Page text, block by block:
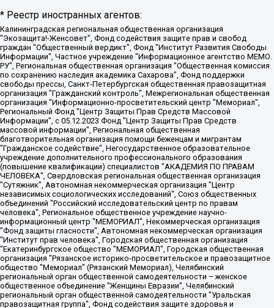
* Реестр иностранных агентов:
Калининградская региональная общественная организация "Экозащита!-Женсовет", Фонд содействия защите прав и свобод граждан "Общественный вердикт", Фонд "Институт Развития Свободы Информации", Частное учреждение "Информационное агентство МЕМО. РУ", Региональная общественная организация "Общественная комиссия по сохранению наследия академика Сахарова", Фонд поддержки свободы прессы, Санкт-Петербургская общественная правозащитная организация "Гражданский контроль", Межрегиональная общественная организация "Информационно-просветительский центр "Мемориал", Региональный Фонд "Центр Защиты Прав Средств Массовой Информации", с 05.12.2023 Фонд "Центр Защиты Прав Средств массовой информации", Региональная общественная благотворительная организация помощи беженцам и мигрантам "Гражданское содействие", Негосударственное образовательное учреждение дополнительного профессионального образования (повышение квалификации) специалистов "АКАДЕМИЯ ПО ПРАВАМ ЧЕЛОВЕКА", Свердловская региональная общественная организация "Сутяжник", Автономная некоммерческая организация "Центр независимых социологических исследований", Союз общественных объединений "Российский исследовательский центр по правам человека", Региональное общественное учреждение научно-информационный центр "МЕМОРИАЛ", Некоммерческая организация "Фонд защиты гласности", Автономная некоммерческая организация "Институт прав человека", Городская общественная организация "Екатеринбургское общество "МЕМОРИАЛ", Городская общественная организация "Рязанское историко-просветительское и правозащитное общество "Мемориал" (Рязанский Мемориал), Челябинский региональный орган общественной самодеятельности – женское общественное объединение "Женщины Евразии", Челябинский региональный орган общественной самодеятельности "Уральская правозащитная группа", Фонд содействия защите здоровья и социальной справедливости имени Андрея Рылькова, Автономная Некоммерческая Организация "Аналитический Центр Юрия Левады", Автономная некоммерческая организация социальной поддержки населения "Проект Апрель", Региональная общественная организация помощи женщинам и детям, находящимся в кризисной ситуации "Информационно-методический центр "Анна", Фонд содействия развитию массовых коммуникаций и правовому просвещению "Так-так-Так", Фонд содействия устойчивому развитию "Серебряная тайга", Свердловский региональный общественный фонд социальных проектов "Новое время", "Idel.Реалии", Кавказ.Реалии, Крым.Реалии, Телеканал Настоящее Время, Татаро-башкирская служба Радио Свобода (Azatliq Radiosi), Радио Свободная Европа/Радио Свобода (PCE/PC), "Сибирь.Реалии", "Фактограф", Благотворительный фонд помощи осужденным и их семьям, Автономная некоммерческая организация "Институт глобализации и социальных движений", Фонд "В защиту прав заключенных", Частное учреждение "Центр поддержки и содействия развитию средств массовой информации", Пензенский региональный общественный благотворительный фонд "Гражданский союз", "Север.Реалии", Некоммерческая организация Фонд "Правовая инициатива", Общество с ограниченной ответственностью "Радио Свободная Европа/Радио Свобода", Чешское информационное агентство "MEDIUM-ORIENT", Красноярская региональная общественная организация "Мы против СПИДа", Камалягин Денис Николаевич, Маркелов Сергей Евгеньевич, Пономарев Лев Александрович, Савицкая Людмила Алексеевна, Автономная некоммерческая организация "Центр по работе с проблемой насилия "НАСИЛИЮ.НЕТ", Межрегиональный профессиональный союз работников здравоохранения "Альянс врачей", Юридическое лицо, зарегистрированное в Латвийской Республике, SIA "Medusa Project" (регистрационный номер 40103797863, дата регистрации 10.06.2014), Некоммерческая организация "Фонд по борьбе с коррупцией", Автономная некоммерческая организация "Институт права и публичной политики", Баданин Роман Сергеевич, Гликин Максим Александрович, Железнова Мария Михайловна, Лукьянова Юлия Сергеевна, Маетная Елизавета Витальевна, Маняхин Петр Борисович, Чуракова Ольга Владимировна, Ярош Юлия Петровна, Юридическое лицо "The Insider SIA", зарегистрированное в Риге, Латвийская Республика (дата регистрации 26.06.2015), являющееся администратором доменного имени интернет-издания "The Insider SIA", https://theins.ru, Постернак Алексей Евгеньевич, Рубин Михаил Аркадьевич, Анин Роман Александрович, Юридическое лицо Istories fonds, зарегистрированное в Латвийской Республике (регистрационный номер 50008295751, дата регистрации 24.02.2020), Великовский Дмитрий Александрович, Долинина Ирина Николаевна, Мароховская Алеся Алексеевна, Шлейнов Роман Юрьевич, Шмагун Олеся Валентиновна, Общество с ограниченной ответственностью "Альтаир 2021", Общество с ограниченной ответственностью "Вега 2021", Общество с ограниченной ответственностью "Главный редактор 2021", Общество с ограниченной ответственностью "Ромашки монолит", Важенков Артем Валерьевич, Ивановская областная общественная организация "Центр гендерных исследований", Гурман Юрий Альбертович, Медиапроект "ОВД-Инфо", Егоров Владимир Владимирович, Жилинский Владимир Александрович, Общество с ограниченной ответственностью "ЗП", Иванова София Юрьевна, Карезина Инна Павловна, Кильтау Екатерина Викторовна, Петров Алексей Викторович, Пискунов Сергей Евгеньевич, Смирнов Сергей Сергеевич, Тихонов Михаил Сергеевич, Общество с ограниченной ответственностью "ЖУРНАЛИСТ-ИНОСТРАННЫЙ АГЕНТ", Арапова Галина Юрьевна, Вольтская Татьяна Анатольевна, Американская компания "Mason G.E.S. Anonymous Foundation" (США), являющаяся владельцем интернет-издания https://mnews.world/, Компания "Stichting Bellingcat", зарегистрированная в Нидерландах (дата регистрации 11.07.2018), Захаров Андрей Вячеславович, Клепиковская Екатерина Дмитриевна, Общество с ограниченной ответственностью "МЕМО", Перл Роман Александрович, Симонов Евгений Алексеевич, Соловьева Елена Анатольевна, Сотников Даниил Владимирович, Сурначева Елизавета Дмитриевна, Автономная некоммерческая организация по защите прав человека и информированию населения "Якутия – Наше Мнение", Общество с ограниченной ответственностью "Москоу диджитал медиа", с 26.01.2023 Общество с ограниченной ответственностью "Чайка Белые сады", Ветошкина Валерия Валерьевна, Заговора Максим Александрович, Межрегиональное общественное движение "Российская ЛГБТ - сеть", Оленичев Максим Владимирович, Павлов Иван Юрьевич, Скворцова Елена Сергеевна, Общество с ограниченной ответственностью "Как бы инагент", Кочетков Игорь Викторович, Общество с ограниченной ответственностью "Честные выборы", Еланчик Олег Александрович, Общество с ограниченной ответственностью "Нобелевский призыв", Гималова Регина Эмилевна, Григорьев Андрей Валерьевич, Григорьева Алина Александровна, Ассоциация по содействию защите прав призывников, альтернативнослужащих и военнослужащих "Правозащитная группа "Гражданин.Армия.Право", Хисамова Регина Фаритовна, Автономная некоммерческая организация по реализации социально-правовых программ "Лилит", Дальневосточное общественное движение "Маяк", Санкт-Петербургская ЛГБТ-инициативная группа "Выход", Инициативная группа ЛГБТ+ "Реверс", Алексеев Андрей Викторович, Бекбулатова Таисия Львовна, Беляев Иван Михайлович, Владыкина Елена Сергеевна, Гельман Марат Александрович, Никульшина Вероника Юрьевна, Толоконникова Надежда Андреевна, Шендерович Виктор Анатольевич, Общество с ограниченной ответственностью "Данное сообщение", Общество с ограниченной ответственностью Издательский дом "Новая глава", Айнбиндер Александра Александровна, Московский комьюнити-центр для ЛГБТ+инициатив, Благотворительный фонд развития филантропии, Deutsche Welle (Германия, Kurt-Schumacher-Strasse 3, 53113 Bonn), Борзунова Мария Михайловна, Воробьев Виктор Викторович, Голубева Анна Львовна, Константинова Алла Михайловна, Малкова Ирина Владимировна, Мурадов Мурад Абдулгалимович, Осетинская Елизавета Николаевна, Понасенков Евгений Николаевич, Ганапольский Матвей Юрьевич, Киселев Евгений Алексеевич, Борухович Ирина Григорьевна, Дремин Иван Тимофеевич, Дубровский Дмитрий Викторович, Красноярская региональная общественная организация поддержки и развития альтернативных образовательных технологий и межкультурных коммуникаций "ИНТЕРРА", Маяковская Екатерина Алексеевна, Фейгин Марк Захарович, Филимонов Андрей Викторович, Дзугкоева Регина Николаевна, Доброхотов Роман Александрович, Дудь Юрий Александрович, Елкин Сергей Владимирович, Кругликов Кирилл Игоревич, Сабунаева Мария Леонидовна, Семенов Алексей Владимирович, Шаинян Карен Багратович, Шульман Екатерина Михайловна, Асафьев Артур Валерьевич, Вахштайн Виктор Семенович, Венедиктов Алексей Алексеевич, Лушникова Екатерина Евгеньевна, Волков Леонид Михайлович, Невзоров Александр Глебович, Пархоменко Сергей Борисович, Сироткин Ярослав Николаевич, Кара-Мурза Владимир Владимирович, Баранова Наталья Владимировна, Гозман Леонид Яковлевич, Кагарлицкий Борис Юльевич, Климарев Михаил Валерьевич, Милов Владимир Станиславович, Автономная некоммерческая организация Краснодарский центр современного искусства "Типография", Моргенштерн Алишер Тагирович, Соболь Любовь Эдуардовна, Общество с ограниченной ответственностью "ЛИЗА НОРМ", Каспаров Гарри Кимович, Ходорковский Михаил Борисович, Общество с ограниченной ответственностью "Апрельские тезисы", Данилович Ирина Брониславовна, Кашин Олег Владимирович, Петров Николай Владимирович, Пивоваров Алексей Владимирович, Соколов Михаил Владимирович, Цветкова Юлия Владимировна, Чичваркин Евгений Александрович, Комитет против пыток/Команда против пыток, Общество с ограниченной ответственностью "Первый научный", Общество с ограниченной ответственностью "Вертолет и ко", Белоцерковская Вероника Борисовна, Кац Максим Евгеньевич, Лазарева Татьяна Юрьевна, Шаведдинов Руслан Табризович, Яшин Илья Валерьевич, Общество с ограниченной ответственностью "Иноагент ААВ", Алешковский Дмитрий Петрович, Альбац Евгения Марковна, Быков Дмитрий Львович, Галямина Юлия Евгеньевна, Лойко Сергей Леонидович, Мартынов Кирилл Константинович, Медведев Сергей Александрович, Крашенинников Федор Геннадиевич, Гордеева Катерина Вл